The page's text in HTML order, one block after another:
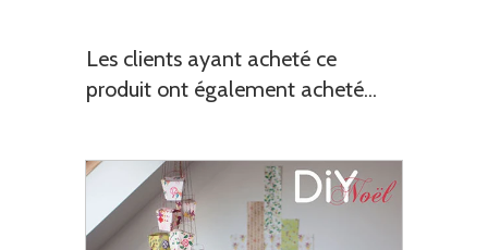
Les clients ayant acheté ce
produit ont également acheté...